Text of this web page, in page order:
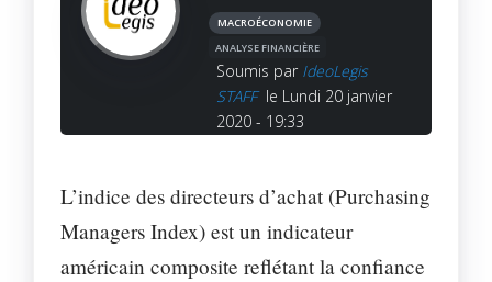
MACROÉCONOMIE
ANALYSE FINANCIÈRE
Soumis par IdeoLegis
STAFF le Lundi 20 janvier
2020 - 19:33
L’indice des directeurs d’achat (Purchasing
Managers Index) est un indicateur
américain composite reflétant la confiance